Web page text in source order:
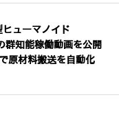
ューマノイド
群知能稼働動画を公開
原材料搬送を自動化